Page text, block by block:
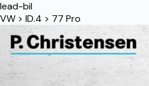
lead-bil
VW > ID.4 > 77 Pro